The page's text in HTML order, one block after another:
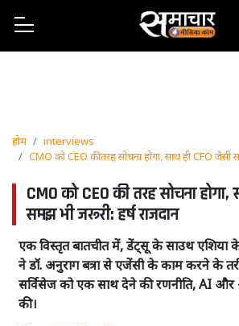
होम
interviews
CMO को CEO की तरह सोचना होगा, साथ ही CFO जैसी
CMO को CEO की तरह सोचना
समझ भी जरूरी: हर्ष राजदान
एक विस्तृत बातचीत में, डेंट्सू के साउथ एशिया
ने डॉ. अनुराग बत्रा से एजेंसी के काम करने के
सर्विसेज को एक साथ देने की रणनीति, AI और
की।